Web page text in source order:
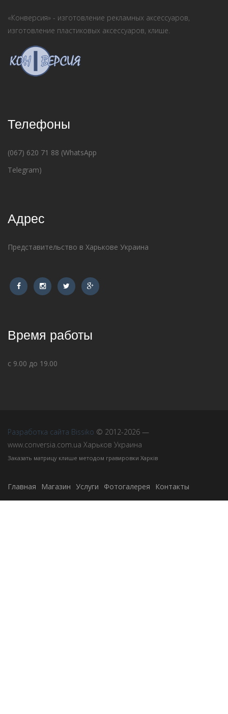
«Конверсия» - изготовление рекламных аксессуаров,
изготовление пластиковых аксессуаров, клише.
Телефоны
(067) 620 71 88 (WhatsApp
Telegram)
Адрес
Представительство в Харькове Украина
Время работы
с 9.00 до 19.00
Разработка сайта Bissiko © 2012-2026 —
www.conversia.com.ua Харьков Украина
Заказать матрицу клише методом гравировки Харків
Главная Магазин Услуги Фотогалерея Контакты